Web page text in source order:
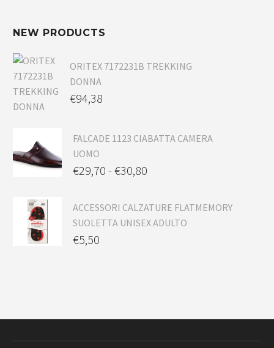
NEW PRODUCTS
ORITEX 7172231B TREKKING
DONNA
€94,38
FALCADE 1123 CIABATTA CAMERA
UOMO
€29,70 - €30,80
ACCESSORI CALZATURE FLATMEMORY
SUOLETTA UNISEX ADULTO
€5,50